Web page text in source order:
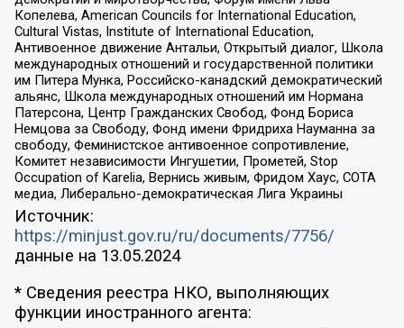
Копелева, American Councils for International Education,
Cultural Vistas, Institute of International Education,
Антивоенное движение Антальи, Открытый диалог, Школа
международных отношений и государственной политики
им Питера Мунка, Российско-канадский демократический
альянс, Школа международных отношений им Нормана
Патерсона, Центр Гражданских Свобод, Фонд Бориса
Немцова за Свободу, Фонд имени Фридриха Науманна за
свободу, Феминистское антивоенное сопротивление,
Комитет независимости Ингушетии, Прометей, Stop
Occupation of Karelia, Вернись живым, Фридом Хаус, СОТА
медиа, Либерально-демократическая Лига Украины
Источник:
https://minjust.gov.ru/ru/documents/7756/
данные на 13.05.2024
* Сведения реестра НКО, выполняющих
функции иностранного агента: